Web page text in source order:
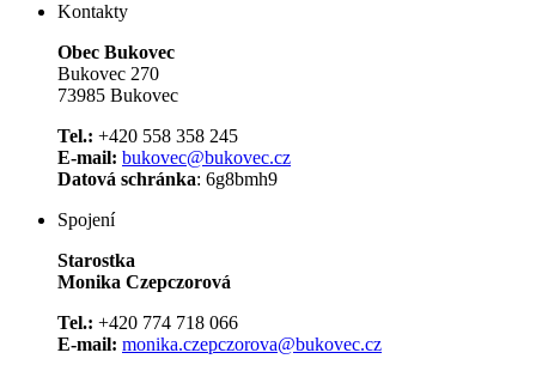
Kontakty
Obec Bukovec
Bukovec 270
73985 Bukovec
Tel.: +420 558 358 245
E-mail: bukovec@bukovec.cz
Datová schránka: 6g8bmh9
Spojení
Starostka
Monika Czepczorová
Tel.: +420 774 718 066
E-mail: monika.czepczorova@bukovec.cz